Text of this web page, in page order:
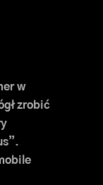
w
zrobić